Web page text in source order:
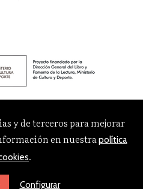
y de terceros para mejorar
en nuestrapolítica
.
Configurar